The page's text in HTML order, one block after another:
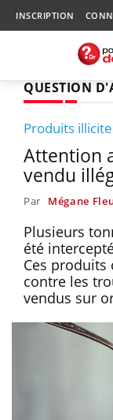
INSCRIPTION
QUESTION
Produits
Attention
vendu
Par Mégane
Plusieurs
été
Ces
contre les
vendus sur